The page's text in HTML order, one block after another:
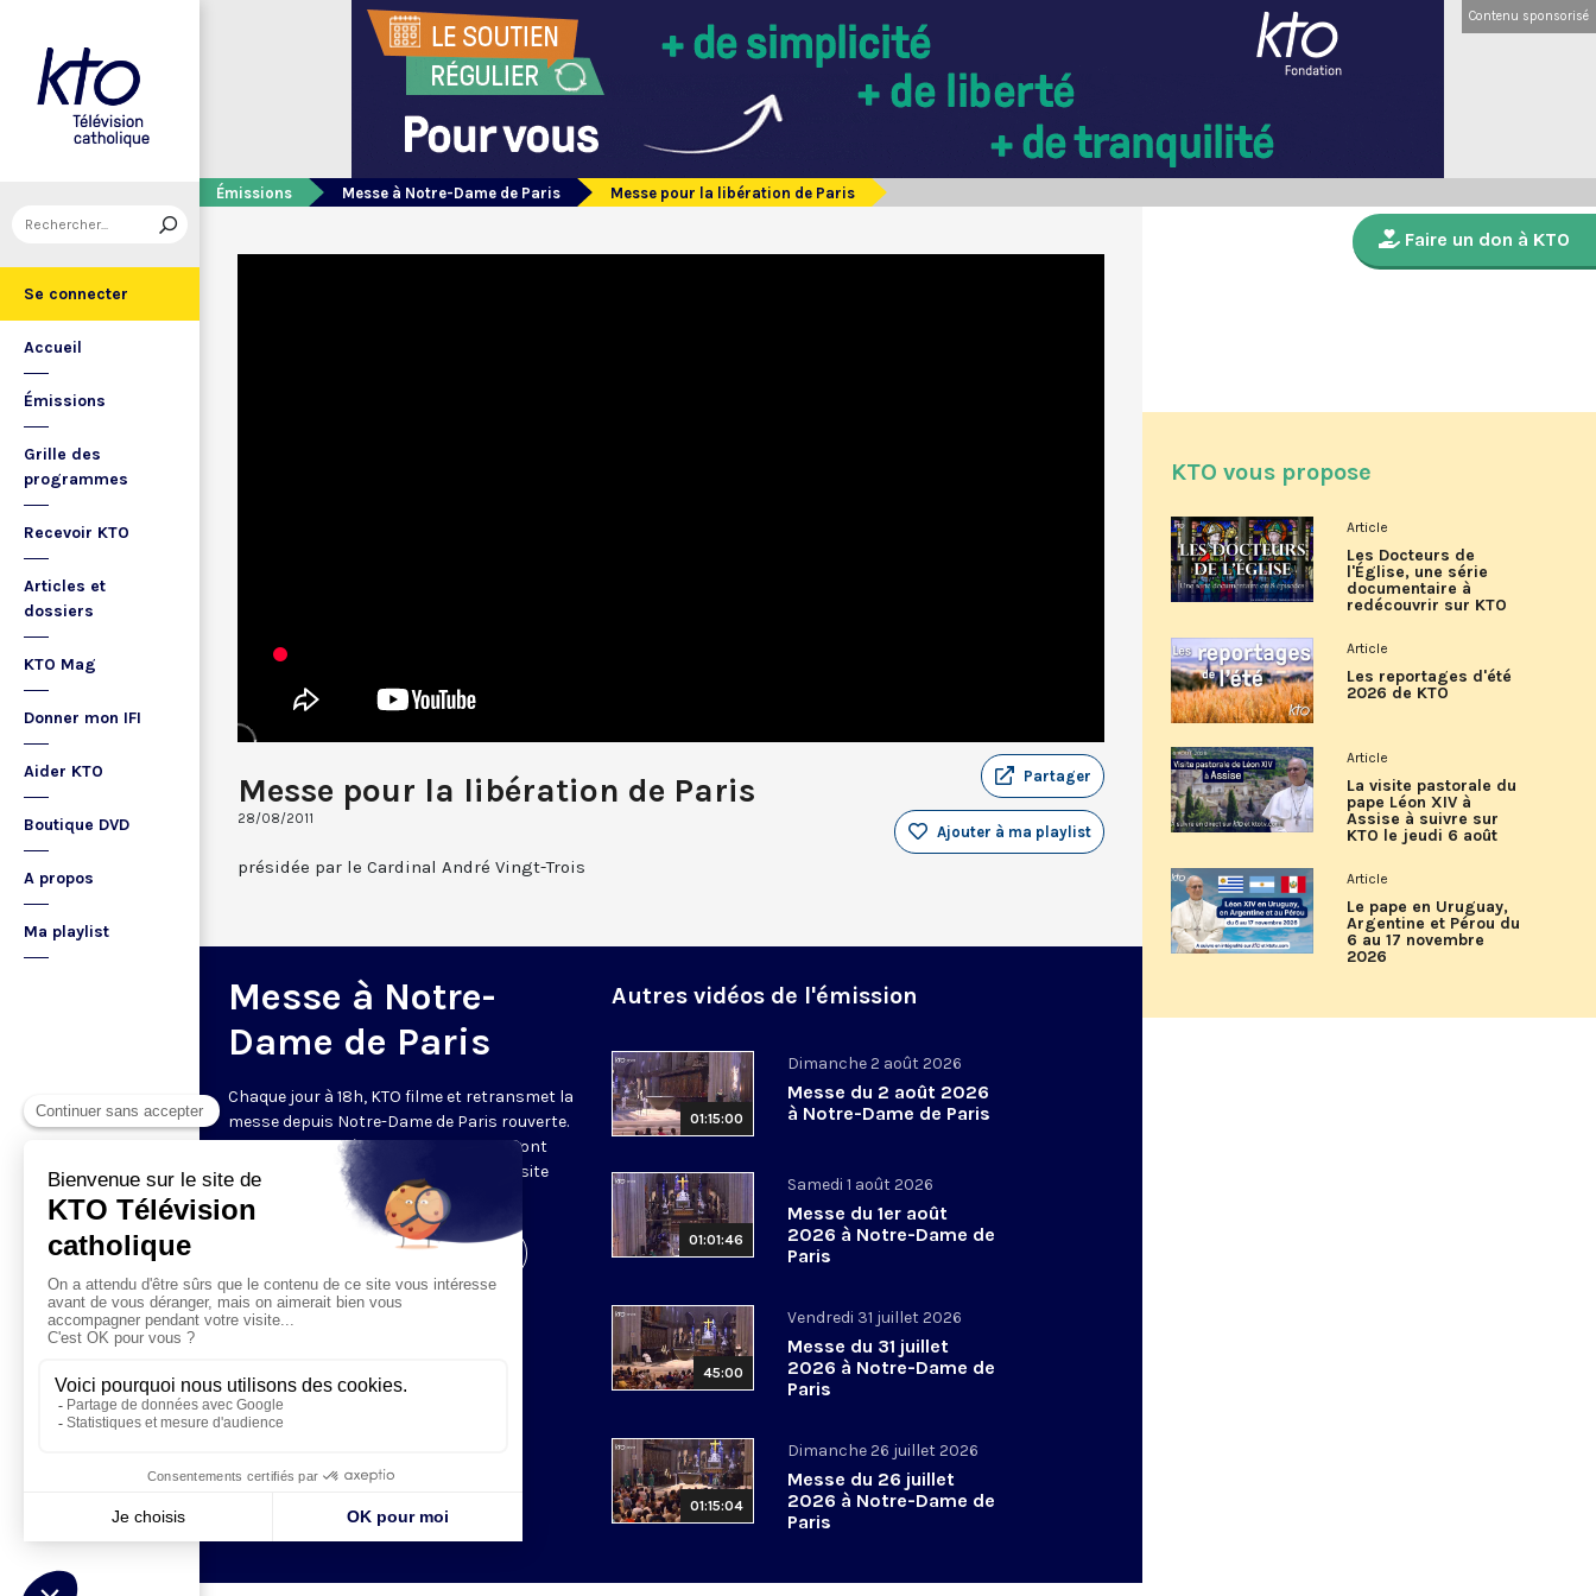
Se connecter
Accueil
Émissions
Grille des
programmes
Recevoir KTO
Articles et
dossiers
KTO Mag
Donner mon IFI
Aider KTO
Boutique DVD
A propos
Ma playlist
Contenu sponsorisé
Émissions Messe à Notre-Dame de Paris Messe pour la libération de Paris
Messe pour la libération de Paris
28/08/2011
Partager
Ajouter à ma playlist
présidée par le Cardinal André Vingt-Trois
Messe à Notre-
Dame de Paris
Chaque jour à 18h, KTO filme et retransmet la
messe depuis Notre-Dame de Paris rouverte.
Les textes des Vêpres et de la messe sont
presque toujours ceux qu’indiquent le site
Visiter la page de l'émission
Autres vidéos de l'émission
01:15:00
Dimanche 2 août 2026
Messe du 2 août 2026
à Notre-Dame de Paris
01:01:46
Samedi 1 août 2026
Messe du 1er août
2026 à Notre-Dame de
Paris
45:00
Vendredi 31 juillet 2026
Messe du 31 juillet
2026 à Notre-Dame de
Paris
01:15:04
Dimanche 26 juillet 2026
Messe du 26 juillet
2026 à Notre-Dame de
Paris
Faire un don à KTO
KTO vous propose
Article
Les Docteurs de
l'Église, une série
documentaire à
redécouvrir sur KTO
Article
Les reportages d'été
2026 de KTO
Article
La visite pastorale du
pape Léon XIV à
Assise à suivre sur
KTO le jeudi 6 août
Article
Le pape en Uruguay,
Argentine et Pérou du
6 au 17 novembre
2026